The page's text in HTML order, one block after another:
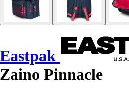
Eastpak
Zaino Pinnacle